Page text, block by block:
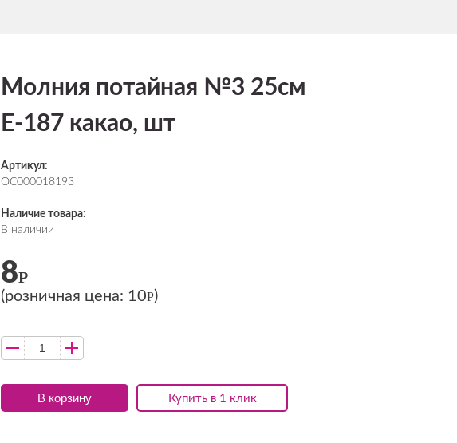
Молния потайная №3 25см
Е-187 какао, шт
Артикул:
ОС000018193
Наличие товара:
В наличии
Купить в 1 клик
8Р
(розничная цена: 10Р)
В корзину